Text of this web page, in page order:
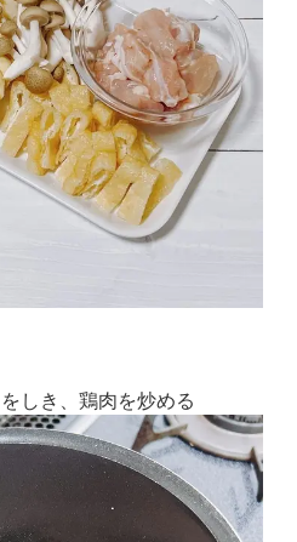
しき、鶏肉を炒める